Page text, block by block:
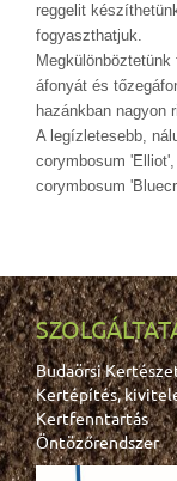
reggelit
fogyaszthatjuk.
áfonyát és
hazánkban nagyon
A legízletesebb,
corymbosum
corymbosum
Budaörsi
Kertépítés,
Kertfenntartás
Öntözőrendszer